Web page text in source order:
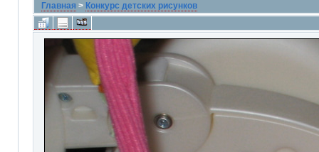
Главная > Конкурс детских рисунков